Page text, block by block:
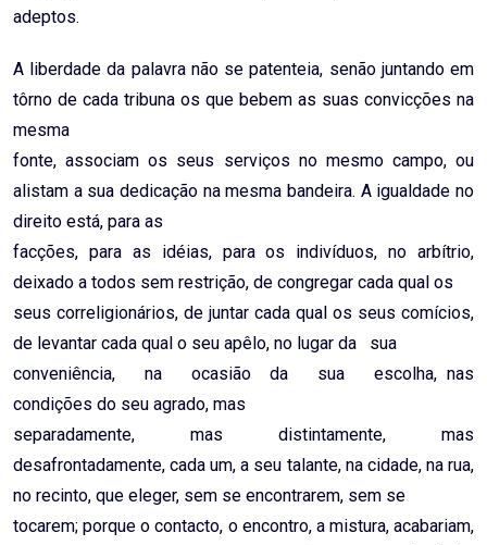
adeptos.
A liberdade da palavra não se patenteia, senão juntando em
tôrno de cada tribuna os que bebem as suas convicções na
mesma
fonte, associam os seus serviços no mesmo campo, ou
alistam a sua dedicação na mesma bandeira. A igualdade no
direito está, para as
facções, para as idéias, para os indivíduos, no arbítrio,
deixado a todos sem restrição, de congregar cada qual os
seus correligionários, de juntar cada qual os seus comícios,
de levantar cada qual o seu apêlo, no lugar da sua
conveniência, na ocasião da sua escolha, nas
condições do seu agrado, mas
separadamente, mas distintamente, mas
desafrontadamente, cada um, a seu talante, na cidade, na rua,
no recinto, que eleger, sem se encontrarem, sem se
tocarem; porque o contacto, o encontro, a mistura, acabariam,